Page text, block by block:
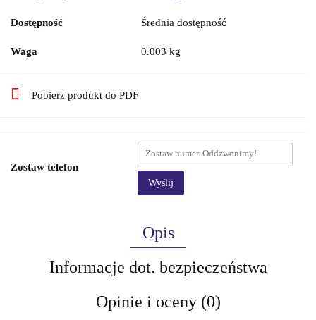
Dostępność Średnia dostępność
Waga 0.003 kg
Pobierz produkt do PDF
Zostaw telefon
Wyślij
Opis
Informacje dot. bezpieczeństwa
Opinie i oceny (0)